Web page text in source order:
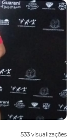
533 visualizações